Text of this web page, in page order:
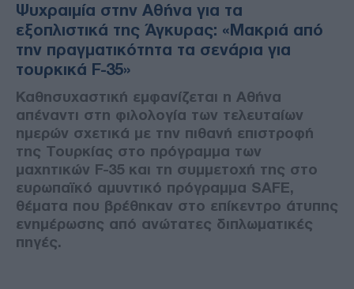
Ψυχραιμία στην Αθήνα για τα
εξοπλιστικά της Άγκυρας: «Μακριά από
την πραγματικότητα τα σενάρια για
τουρκικά F-35»
Καθησυχαστική εμφανίζεται η Αθήνα
απέναντι στη φιλολογία των τελευταίων
ημερών σχετικά με την πιθανή επιστροφή
της Τουρκίας στο πρόγραμμα των
μαχητικών F-35 και τη συμμετοχή της στο
ευρωπαϊκό αμυντικό πρόγραμμα SAFE,
θέματα που βρέθηκαν στο επίκεντρο άτυπης
ενημέρωσης από ανώτατες διπλωματικές
πηγές.